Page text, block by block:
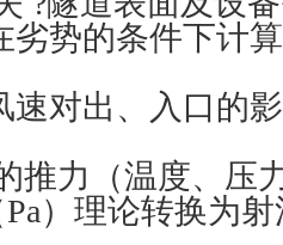
劣势的条件下计
速对出、入口的
推力（温度、压
）理论转换为射